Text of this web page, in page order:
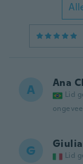
A Ana
Lid
G Lid